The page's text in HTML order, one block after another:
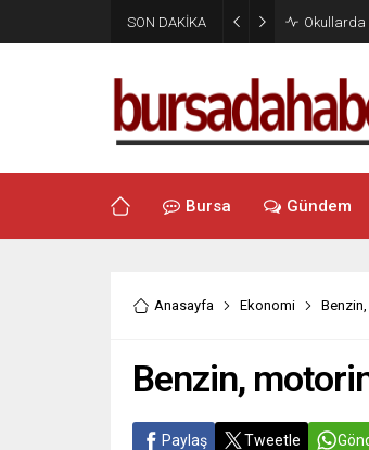
SON DAKİKA Okullarda
Bursa Gündem
Anasayfa Ekonomi
Benzin,
Paylaş Tweetle